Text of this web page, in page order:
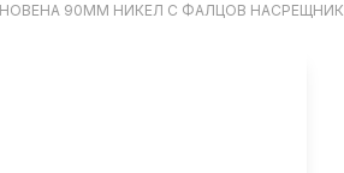
90ММ НИКЕЛ С ФАЛЦОВ НАСРЕЩНИК